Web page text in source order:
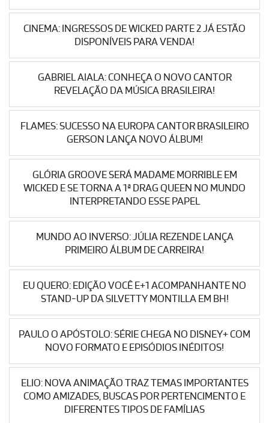
CINEMA: INGRESSOS DE WICKED PARTE 2 JÁ ESTÃO
DISPONÍVEIS PARA VENDA!
GABRIEL AIALA: CONHEÇA O NOVO CANTOR
REVELAÇÃO DA MÚSICA BRASILEIRA!
FLAMES: SUCESSO NA EUROPA CANTOR BRASILEIRO
GERSON LANÇA NOVO ÁLBUM!
GLÓRIA GROOVE SERÁ MADAME MORRIBLE EM
WICKED E SE TORNA A 1ª DRAG QUEEN NO MUNDO
INTERPRETANDO ESSE PAPEL
MUNDO AO INVERSO: JÚLIA REZENDE LANÇA
PRIMEIRO ÁLBUM DE CARREIRA!
EU QUERO: EDIÇÃO VOCÊ E+1 ACOMPANHANTE NO
STAND-UP DA SILVETTY MONTILLA EM BH!
PAULO O APÓSTOLO: SÉRIE CHEGA NO DISNEY+ COM
NOVO FORMATO E EPISÓDIOS INÉDITOS!
ELIO: NOVA ANIMAÇÃO TRAZ TEMAS IMPORTANTES
COMO AMIZADES, BUSCAS POR PERTENCIMENTO E
DIFERENTES TIPOS DE FAMÍLIAS